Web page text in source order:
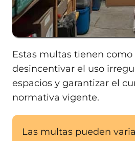
Estas multas tienen
desincentivar el uso
espacios y garantizar el
normativa vigente.
Las multas pueden